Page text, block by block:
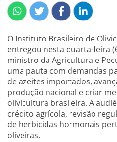
O Instituto Brasileiro de
entregou nesta quarta-feira
ministro da Agricultura e
uma pauta com demandas
de azeites importados,
produção nacional e criar
olivicultura brasileira. A
crédito agrícola, revisão
de herbicidas hormonais
oliveiras.